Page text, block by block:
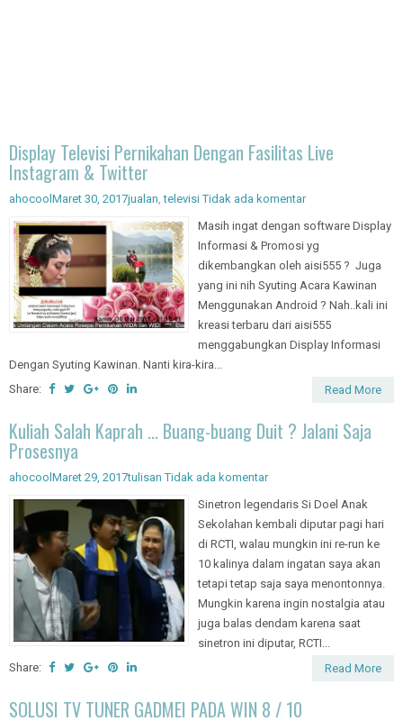
Display Televisi Pernikahan Dengan Fasilitas Live
Instagram & Twitter
ahocool Maret 30, 2017jualan,televisi Tidak ada komentar
Masih ingat dengan software Display
Informasi & Promosi yg
dikembangkan oleh aisi555 ? Juga
yang ini nih Syuting Acara Kawinan
Menggunakan Android ? Nah..kali ini
kreasi terbaru dari aisi555
menggabungkan Display Informasi
Dengan Syuting Kawinan. Nanti kira-kira...
Share:
Read More
Kuliah Salah Kaprah ... Buang-buang Duit ? Jalani Saja
Prosesnya
ahocool Maret 29, 2017tulisan Tidak ada komentar
Sinetron legendaris Si Doel Anak
Sekolahan kembali diputar pagi hari
di RCTI, walau mungkin ini re-run ke
10 kalinya dalam ingatan saya akan
tetapi tetap saja saya menontonnya.
Mungkin karena ingin nostalgia atau
juga balas dendam karena saat
sinetron ini diputar, RCTI...
Share:
Read More
SOLUSI TV TUNER GADMEI PADA WIN 8 / 10